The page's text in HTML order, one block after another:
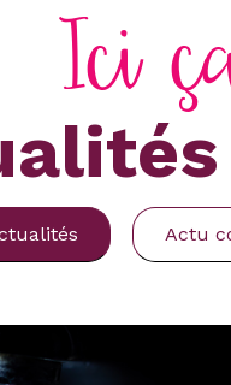
Ici
Actu